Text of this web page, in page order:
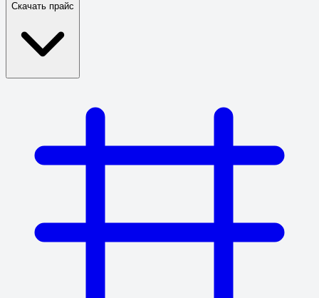
Скачать прайс